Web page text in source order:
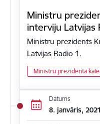
Ministru
interviju Latvijas
Ministru prezidents
Latvijas Radio 1.
Ministru prezidenta
Datums
8. janvāris, 2021